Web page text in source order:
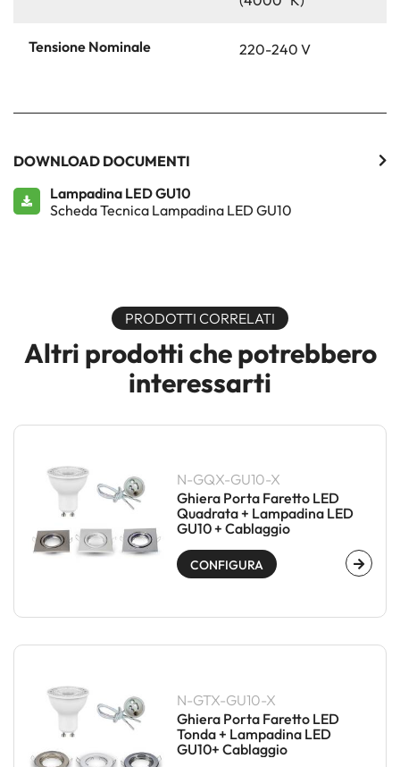
Tensione Nominale 220-240 V
DOWNLOAD DOCUMENTI
Lampadina LED GU10
Scheda Tecnica Lampadina LED GU10
PRODOTTI CORRELATI
Altri prodotti che potrebbero
interessarti
N-GQX-GU10-X
Ghiera Porta Faretto LED
Quadrata + Lampadina LED
GU10 + Cablaggio
CONFIGURA
N-GTX-GU10-X
Ghiera Porta Faretto LED
Tonda + Lampadina LED
GU10+ Cablaggio